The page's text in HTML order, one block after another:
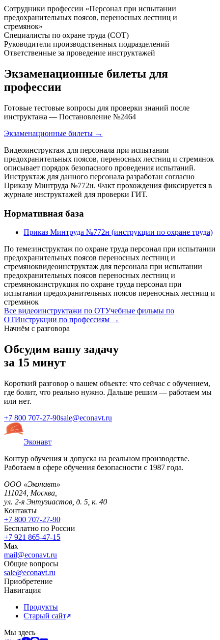
Сотрудники профессии «Персонал при испытании
предохранительных поясов, переносных лестниц и
стремянок»
Специалисты по охране труда (СОТ)
Руководители производственных подразделений
Ответственные за проведение инструктажей
Экзаменационные билеты для
профессии
Готовые тестовые вопросы для проверки знаний после
инструктажа — Постановление №2464
Экзаменационные билеты →
Видеоинструктаж для персонала при испытании
предохранительных поясов, переносных лестниц и стремянок
описывает порядок безопасного проведения испытаний.
Инструктаж для данного персонала разработан согласно
Приказу Минтруда №772н. Факт прохождения фиксируется в
журнале инструктажей для проверки ГИТ.
Нормативная база
Приказ Минтруда №772н (инструкции по охране труда)
По теме:инструктаж по охране труда персонал при испытании
предохранительных поясов переносных лестниц и
стремяноквидеоинструктаж для персонала при испытании
предохранительных поясов переносных лестниц и
стремянокинструкция по охране труда персонал при
испытании предохранительных поясов переносных лестниц и
стремянок
Все видеоинструктажи по ОТУчебные фильмы по
ОТИнструкции по профессиям →
Начнём с разговора
Обсудим вашу задачу
за 15 минут
Короткий разговор о вашем объекте: что сейчас с обучением,
где болит, что реально нужно. Дальше решим — работаем мы
или нет.
+7 800 707-27-90sale@econavt.ru
Эконавт
Контур обучения и допуска на реальном производстве.
Работаем в сфере обучения безопасности с 1987 года.
ООО «Эконавт»
111024 Москва
ул. 2-я Энтузиастов, д. 5, к. 40
Контакты
+7 800 707-27-90
Бесплатно по России
+7 921 865-47-15
Max
mail@econavt.ru
Общие вопросы
sale@econavt.ru
Приобретение
Навигация
Продукты
Старый сайт
Мы здесь